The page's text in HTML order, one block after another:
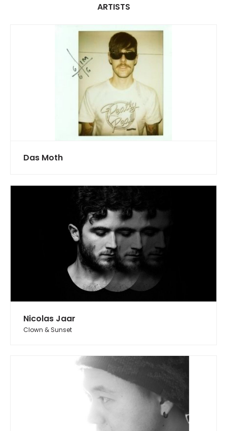
ARTISTS
Das Moth
Nicolas Jaar
Clown & Sunset